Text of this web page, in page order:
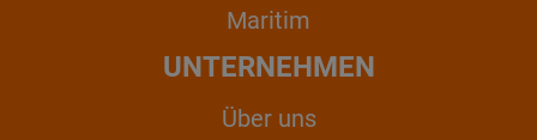
Maritim
UNTERNEHMEN
Über uns